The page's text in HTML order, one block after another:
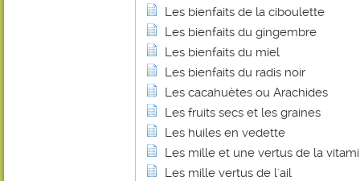
Les bienfaits de la ciboulette
Les bienfaits du gingembre
Les bienfaits du miel
Les bienfaits du radis noir
Les cacahuètes ou Arachides
Les fruits secs et les graines
Les huiles en vedette
Les mille et une vertus de la
Les mille vertus de l'ail